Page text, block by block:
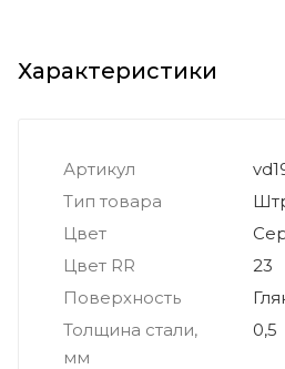
Характеристики
Артикул
Тип товара
Цвет
Цвет RR
23
Поверхность
Толщина стали,
мм
0,5